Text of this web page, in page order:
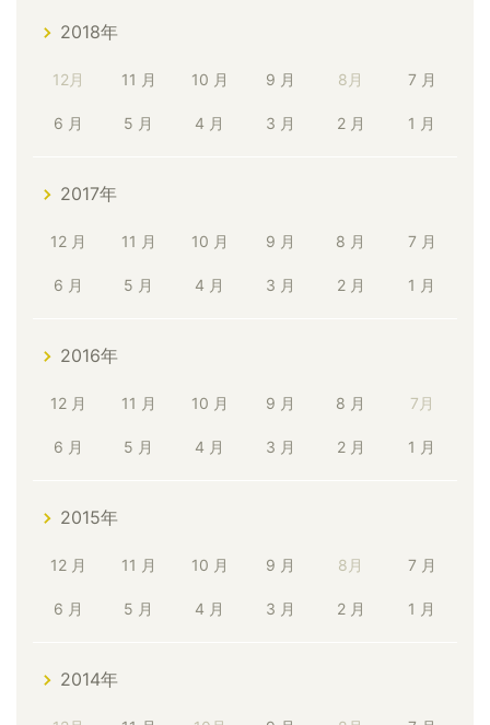
2018年
12月 11 月 10 月 9 月 8月 7 月
6 月 5 月 4 月 3 月 2 月 1 月
2017年
12 月 11 月 10 月 9 月 8 月 7 月
6 月 5 月 4 月 3 月 2 月 1 月
2016年
12 月 11 月 10 月 9 月 8 月 7月
6 月 5 月 4 月 3 月 2 月 1 月
2015年
12 月 11 月 10 月 9 月 8月 7 月
6 月 5 月 4 月 3 月 2 月 1 月
2014年